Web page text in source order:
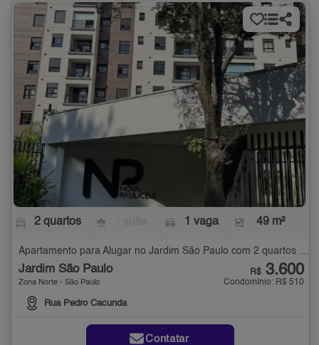
2 quartos 1 vaga 49 m²
Apartamento para Alugar no Jardim São Paulo com 2 quartos - 49 m²
Jardim São Paulo
Zona Norte - São Paulo
Rua Pedro Cacunda
R$ 3.600
Condomínio: R$ 510
Contatar